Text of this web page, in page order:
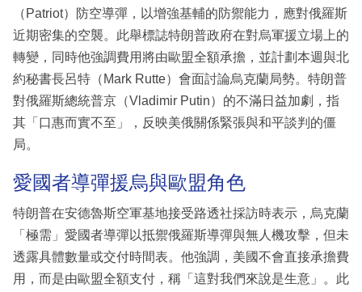
（Patriot）防空導彈，以增強基輔的防禦能力，應對俄羅斯
近期密集的空襲。此舉標誌特朗普政府在對烏軍援立場上的
轉變，同時他強調費用將由歐盟全額承擔，並計劃本週與北
約秘書長呂特（Mark Rutte）會面討論烏克蘭局勢。特朗普
對俄羅斯總統普京（Vladimir Putin）的不滿日益加劇，指
其「口惠而實不至」，反映美俄關係緊張與和平談判的僵
局。
愛國者導彈援烏與歐盟角色
特朗普在安德魯斯空軍基地接受路透社採訪時表示，烏克蘭
「極需」愛國者導彈以抵禦俄羅斯導彈與無人機攻擊，但未
透露具體數量或交付時間表。他強調，美國不會直接承擔費
用，而是由歐盟全額支付，稱「這對我們來說是生意」。此